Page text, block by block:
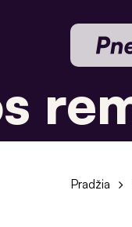
Pradžia